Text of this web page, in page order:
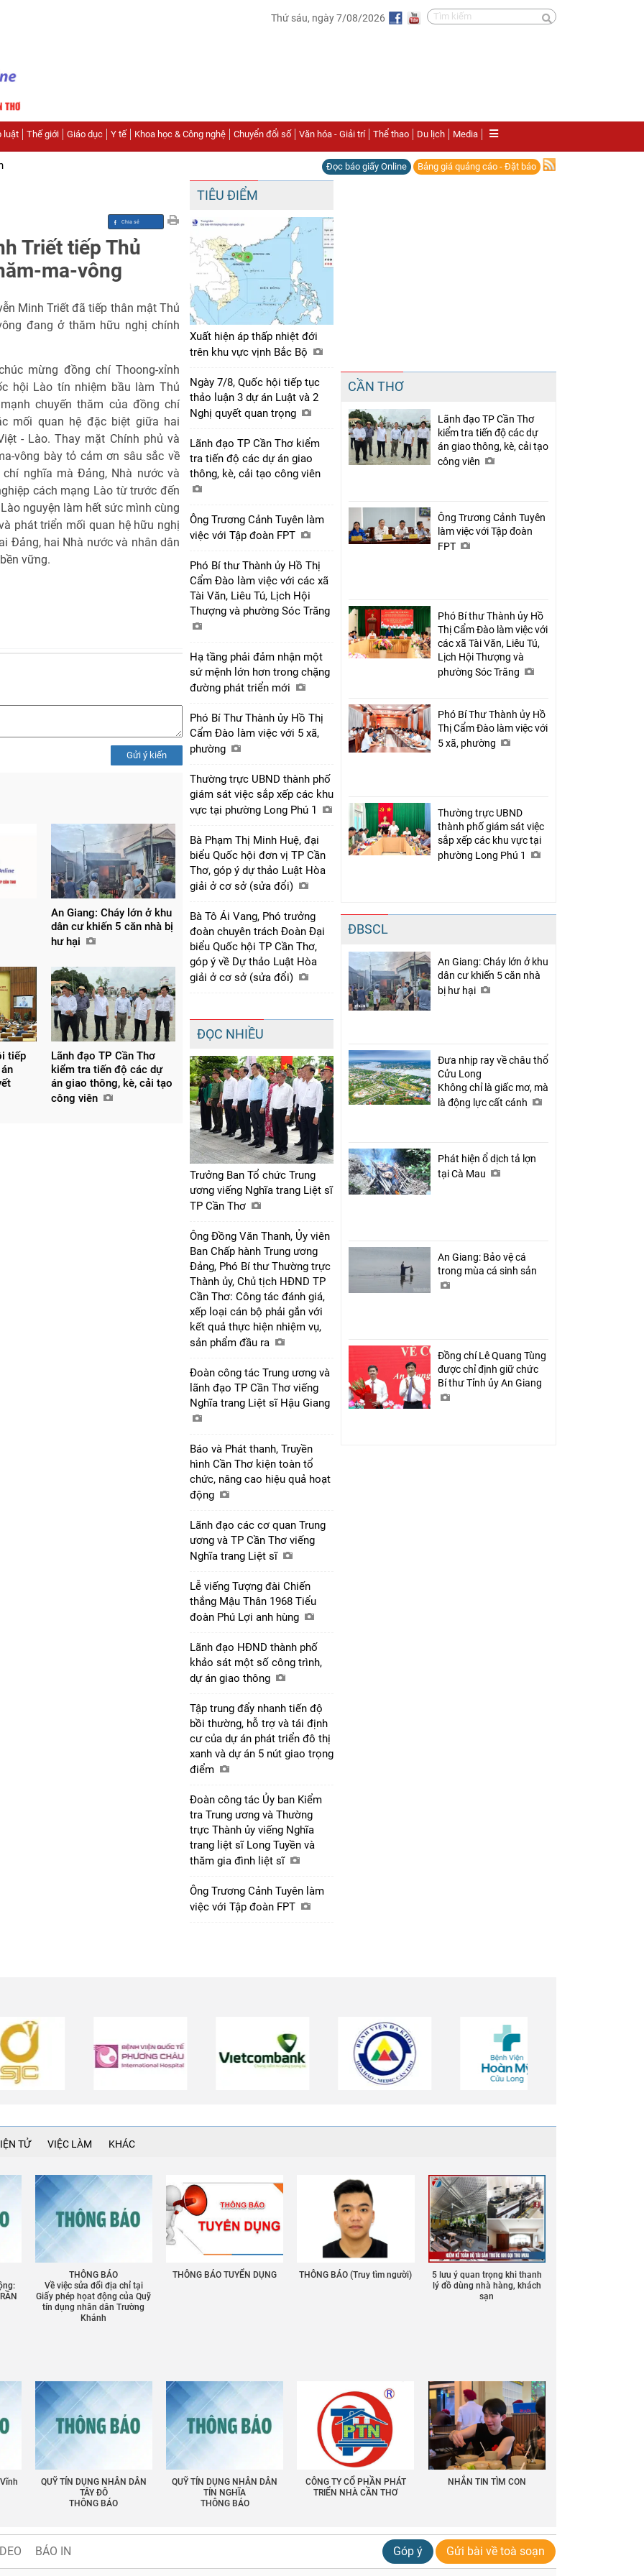
Thứ sáu, ngày 7/08/2026
luật Thế giới Giáo dục Y tế Khoa học & Công nghệ Chuyển đổi số Văn hóa - Giải trí Thể thao Du lịch Media
Đọc báo giấy Online Bảng giá quảng cáo - Đặt báo
Chia sẻ
Triết tiếp Thủ
ma-vông
Minh Triết đã tiếp thân mật Thủ
đang ở thăm hữu nghị chính
mừng đồng chí Thoong-xỉnh
hội Lào tín nhiệm bầu làm Thủ
chuyến thăm của đồng chí
mối quan hệ đặc biệt giữa hai
- Lào. Thay mặt Chính phủ và
vông bày tỏ cảm ơn sâu sắc về
nghĩa mà Đảng, Nhà nước và
cách mạng Lào từ trước đến
nguyện làm hết sức mình cùng
phát triển mối quan hệ hữu nghị
Đảng, hai Nhà nước và nhân dân
vững.
Gửi ý kiến
An Giang: Cháy lớn ở khu
dân cư khiến 5 căn nhà bị
hư hại
tiếp
Lãnh đạo TP Cần Thơ
kiểm tra tiến độ các dự
án giao thông, kè, cải tạo
công viên
TIÊU ĐIỂM
Xuất hiện áp thấp nhiệt đới
trên khu vực vịnh Bắc Bộ
Ngày 7/8, Quốc hội tiếp tục
thảo luận 3 dự án Luật và 2
Nghị quyết quan trọng
Lãnh đạo TP Cần Thơ kiểm
tra tiến độ các dự án giao
thông, kè, cải tạo công viên
Ông Trương Cảnh Tuyên làm
việc với Tập đoàn FPT
Phó Bí thư Thành ủy Hồ Thị
Cẩm Đào làm việc với các xã
Tài Văn, Liêu Tú, Lịch Hội
Thượng và phường Sóc Trăng
Hạ tầng phải đảm nhận một
sứ mệnh lớn hơn trong chặng
đường phát triển mới
Phó Bí Thư Thành ủy Hồ Thị
Cẩm Đào làm việc với 5 xã,
phường
Thường trực UBND thành phố
giám sát việc sắp xếp các khu
vực tại phường Long Phú 1
Bà Phạm Thị Minh Huệ, đại
biểu Quốc hội đơn vị TP Cần
Thơ, góp ý dự thảo Luật Hòa
giải ở cơ sở (sửa đổi)
Bà Tô Ái Vang, Phó trưởng
đoàn chuyên trách Đoàn Đại
biểu Quốc hội TP Cần Thơ,
góp ý về Dự thảo Luật Hòa
giải ở cơ sở (sửa đổi)
ĐỌC NHIỀU
Trưởng Ban Tổ chức Trung
ương viếng Nghĩa trang Liệt sĩ
TP Cần Thơ
Ông Đồng Văn Thanh, Ủy viên
Ban Chấp hành Trung ương
Đảng, Phó Bí thư Thường trực
Thành ủy, Chủ tịch HĐND TP
Cần Thơ: Công tác đánh giá,
xếp loại cán bộ phải gắn với
kết quả thực hiện nhiệm vụ,
sản phẩm đầu ra
Đoàn công tác Trung ương và
lãnh đạo TP Cần Thơ viếng
Nghĩa trang Liệt sĩ Hậu Giang
Báo và Phát thanh, Truyền
hình Cần Thơ kiện toàn tổ
chức, nâng cao hiệu quả hoạt
động
Lãnh đạo các cơ quan Trung
ương và TP Cần Thơ viếng
Nghĩa trang Liệt sĩ
Lễ viếng Tượng đài Chiến
thắng Mậu Thân 1968 Tiểu
đoàn Phú Lợi anh hùng
Lãnh đạo HĐND thành phố
khảo sát một số công trình,
dự án giao thông
Tập trung đẩy nhanh tiến độ
bồi thường, hỗ trợ và tái định
cư của dự án phát triển đô thị
xanh và dự án 5 nút giao trọng
điểm
Đoàn công tác Ủy ban Kiểm
tra Trung ương và Thường
trực Thành ủy viếng Nghĩa
trang liệt sĩ Long Tuyền và
thăm gia đình liệt sĩ
Ông Trương Cảnh Tuyên làm
việc với Tập đoàn FPT
CẦN THƠ
Lãnh đạo TP Cần Thơ
kiểm tra tiến độ các dự
án giao thông, kè, cải tạo
công viên
Ông Trương Cảnh Tuyên
làm việc với Tập đoàn
FPT
Phó Bí thư Thành ủy Hồ
Thị Cẩm Đào làm việc với
các xã Tài Văn, Liêu Tú,
Lịch Hội Thượng và
phường Sóc Trăng
Phó Bí Thư Thành ủy Hồ
Thị Cẩm Đào làm việc với
5 xã, phường
Thường trực UBND
thành phố giám sát việc
sắp xếp các khu vực tại
phường Long Phú 1
ĐBSCL
An Giang: Cháy lớn ở khu
dân cư khiến 5 căn nhà
bị hư hại
Đưa nhịp ray về châu thổ
Cửu Long
Không chỉ là giấc mơ, mà
là động lực cất cánh
Phát hiện ổ dịch tả lợn
tại Cà Mau
An Giang: Bảo vệ cá
trong mùa cá sinh sản
Đồng chí Lê Quang Tùng
được chỉ định giữ chức
Bí thư Tỉnh ủy An Giang
TỬ VIỆC LÀM KHÁC
THÔNG BÁO
Về việc sửa đổi địa chỉ tại
Giấy phép họat động của Quỹ
tín dụng nhân dân Trường
Khánh
THÔNG BÁO TUYỂN DỤNG THÔNG BÁO (Truy tìm người)
5 lưu ý quan trọng khi thanh
lý đồ dùng nhà hàng, khách
sạn
QUỸ TÍN DỤNG NHÂN DÂN
TÂY ĐÔ
THÔNG BÁO
QUỸ TÍN DỤNG NHÂN DÂN
TÍN NGHĨA
THÔNG BÁO
CÔNG TY CỔ PHẦN PHÁT
TRIỂN NHÀ CẦN THƠ
NHẮN TIN TÌM CON
BÁO IN Góp ý Gửi bài về toà soạn